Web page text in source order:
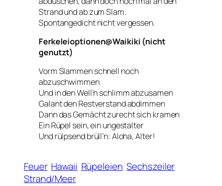
Strand und ab zum Slam.
Spontangedicht nicht vergessen.
Ferkeleioptionen@Waikiki (nicht
genutzt)
Vorm Slammen schnell noch
abzuschwimmen
Und in den Well’n schlimm abzusamen
Galant den Restverstand abdimmen
Dann das Gemächt zurecht sich kramen
Ein Rüpel sein, ein ungestalter
Und rülpsend brüll’n: Aloha, Alter!
Feuer Hawaii Rüpeleien Sechszeiler
Strand/Meer